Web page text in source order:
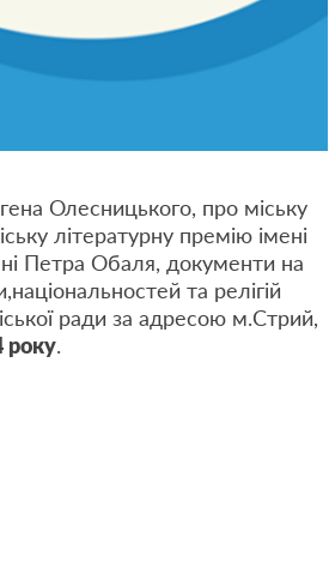
Олесницького, про міську
літературну премію імені
Петра Обаля, документи на
та релігій
ради за адресою м.Стрий,
року.